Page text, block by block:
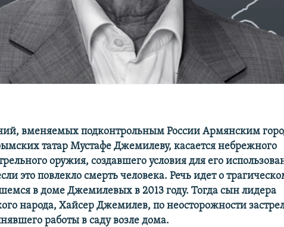
вменяемых подконтрольным России Армянским
татар Мустафе Джемилеву, касается небрежного
оружия, создавшего условия для его
это повлекло смерть человека. Речь идет о
в доме Джемилевых в 2013 году. Тогда сын лидера
народа, Хайсер Джемилев, по неосторожности
работы в саду возле дома.